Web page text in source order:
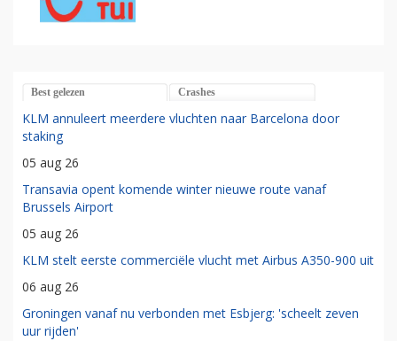
Best gelezen Crashes
KLM annuleert meerdere vluchten naar Barcelona door
staking
05 aug 26
Transavia opent komende winter nieuwe route vanaf
Brussels Airport
05 aug 26
KLM stelt eerste commerciële vlucht met Airbus A350-900 uit
06 aug 26
Groningen vanaf nu verbonden met Esbjerg: 'scheelt zeven
uur rijden'